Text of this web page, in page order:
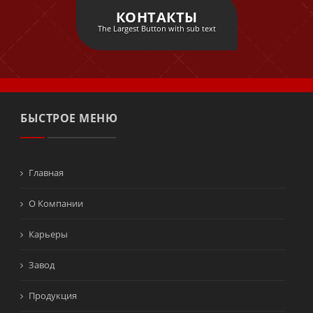
КОНТАКТЫ
The Largest Button with sub text
БЫСТРОЕ МЕНЮ
Главная
О Компании
Карьеры
Завод
Продукция